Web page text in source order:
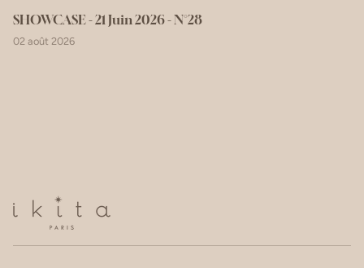
SHOWCASE - 21 Juin 2026 - N°28
02 août 2026